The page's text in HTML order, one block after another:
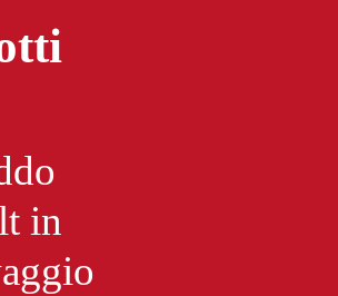
in